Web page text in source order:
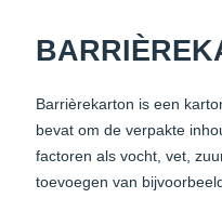
Barrièrekarton is een
bevat om de verpakte
factoren als vocht, vet,
toevoegen van